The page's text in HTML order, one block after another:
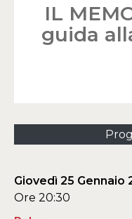
IL
guida
Giovedì 25 Gennaio
Ore 20:30